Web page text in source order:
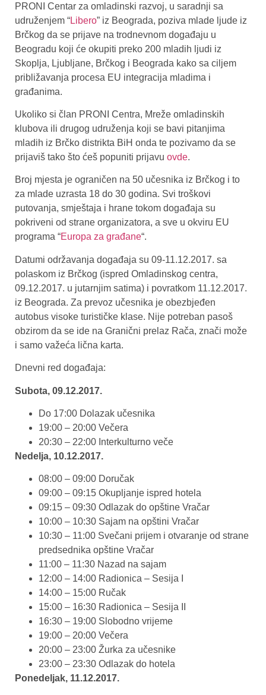
PRONI Centar za omladinski razvoj, u saradnji sa
udruženjem “Libero” iz Beograda, poziva mlade ljude iz
Brčkog da se prijave na trodnevnom događaju u
Beogradu koji će okupiti preko 200 mladih ljudi iz
Skoplja, Ljubljane, Brčkog i Beograda kako sa ciljem
približavanja procesa EU integracija mladima i
građanima.
Ukoliko si član PRONI Centra, Mreže omladinskih
klubova ili drugog udruženja koji se bavi pitanjima
mladih iz Brčko distrikta BiH onda te pozivamo da se
prijaviš tako što ćeš popuniti prijavu ovde.
Broj mjesta je ograničen na 50 učesnika iz Brčkog i to
za mlade uzrasta 18 do 30 godina. Svi troškovi
putovanja, smještaja i hrane tokom događaja su
pokriveni od strane organizatora, a sve u okviru EU
programa “Europa za građane“.
Datumi održavanja događaja su 09-11.12.2017. sa
polaskom iz Brčkog (ispred Omladinskog centra,
09.12.2017. u jutarnjim satima) i povratkom 11.12.2017.
iz Beograda. Za prevoz učesnika je obezbjeđen
autobus visoke turističke klase. Nije potreban pasoš
obzirom da se ide na Granični prelaz Rača, znači može
i samo važeća lična karta.
Dnevni red događaja:
Subota, 09.12.2017.
Do 17:00 Dolazak učesnika
19:00 – 20:00 Večera
20:30 – 22:00 Interkulturno veče
Nedelja, 10.12.2017.
08:00 – 09:00 Doručak
09:00 – 09:15 Okupljanje ispred hotela
09:15 – 09:30 Odlazak do opštine Vračar
10:00 – 10:30 Sajam na opštini Vračar
10:30 – 11:00 Svečani prijem i otvaranje od strane
predsednika opštine Vračar
11:00 – 11:30 Nazad na sajam
12:00 – 14:00 Radionica – Sesija I
14:00 – 15:00 Ručak
15:00 – 16:30 Radionica – Sesija II
16:30 – 19:00 Slobodno vrijeme
19:00 – 20:00 Večera
20:00 – 23:00 Žurka za učesnike
23:00 – 23:30 Odlazak do hotela
Ponedeljak, 11.12.2017.